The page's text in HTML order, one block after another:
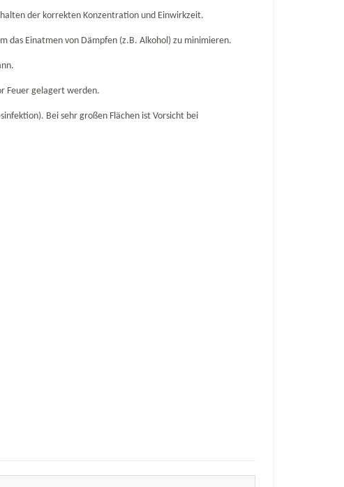
der korrekten Konzentration und Einwirkzeit.
das Einatmen von Dämpfen (z.B. Alkohol) zu minimieren.
Feuer gelagert werden.
Bei sehr großen Flächen ist Vorsicht bei